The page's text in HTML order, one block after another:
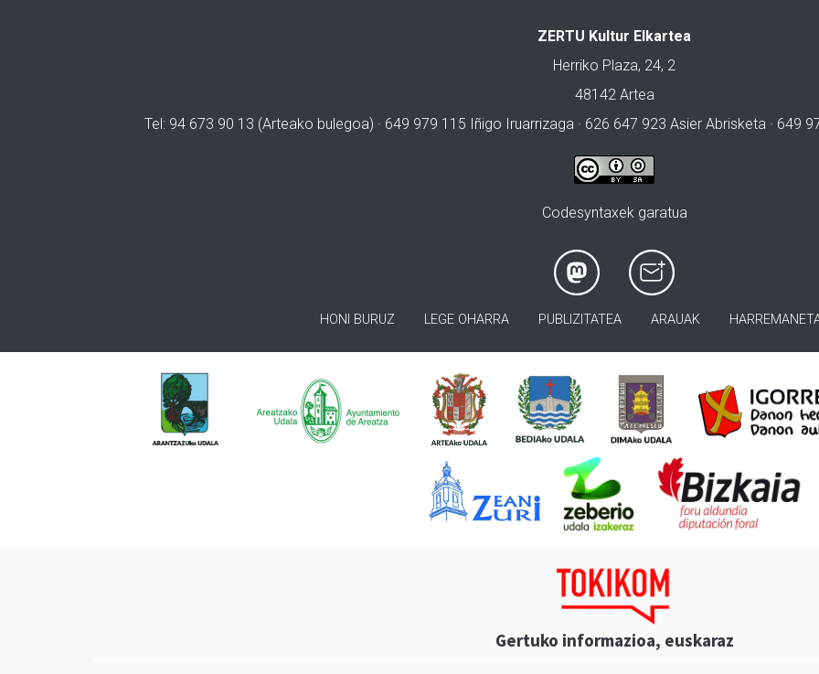
ZERTU Kultur Elkartea
Herriko Plaza, 24, 2
48142 Artea
Tel: 94 673 90 13 (Arteako bulegoa) · 649 979 115 Iñigo Iruarrizaga · 626 647 923 Asier Abrisketa · 649
Codesyntaxek garatua
HONI BURUZ LEGE OHARRA PUBLIZITATEA ARAUAK
Gertuko informazioa, euskaraz